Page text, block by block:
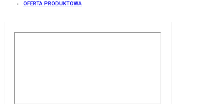
OFERTA PRODUKTOWA